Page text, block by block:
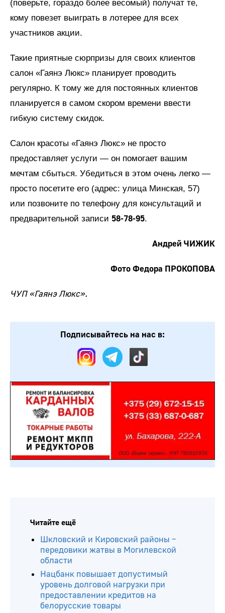
(поверьте, гораздо более весомый) получат те,
кому повезет выиграть в лотерее для всех
участников акции.
Такие приятные сюрпризы для своих клиентов
салон «Гаянэ Люкс» планирует проводить
регулярно. К тому же для постоянных клиентов
планируется в самом скором времени ввести
гибкую систему скидок.
Салон красоты «Гаянэ Люкс» не просто
предоставляет услуги — он помогает вашим
мечтам сбыться. Убедиться в этом очень легко —
просто посетите его (адрес: улица Минская, 57)
или позвоните по телефону для консультаций и
предварительной записи 58-78-95.
Андрей ЧИЖИК
Фото Федора ПРОКОПОВА
ЧУП «Гаянэ Люкс».
Подписывайтесь на нас в:
Читайте ещё
Шкловский и Кировский районы –
передовики жатвы в Могилевской
области
Нацбанк повышает допустимый
уровень долговой нагрузки при
предоставлении кредитов на
белорусские товары